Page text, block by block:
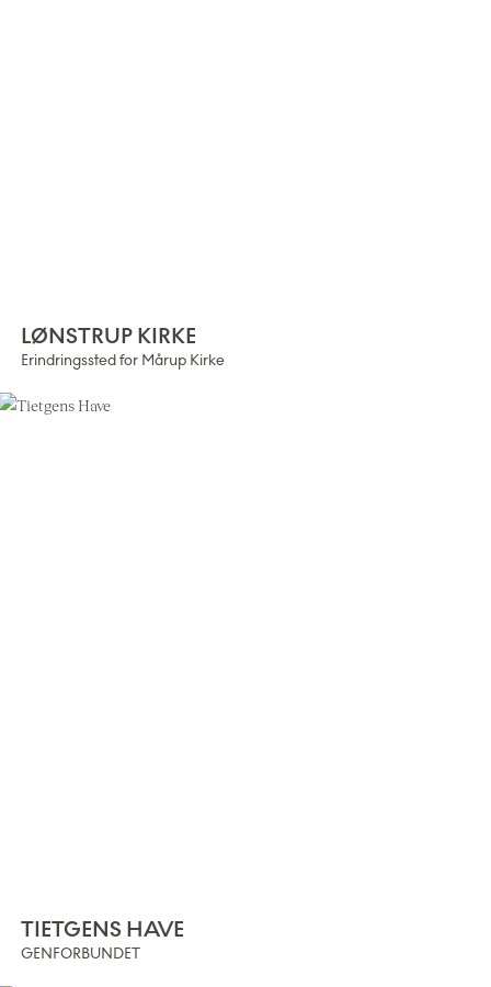
LØNSTRUP KIRKE
Erindringssted for Mårup Kirke
TIETGENS HAVE
GENFORBUNDET